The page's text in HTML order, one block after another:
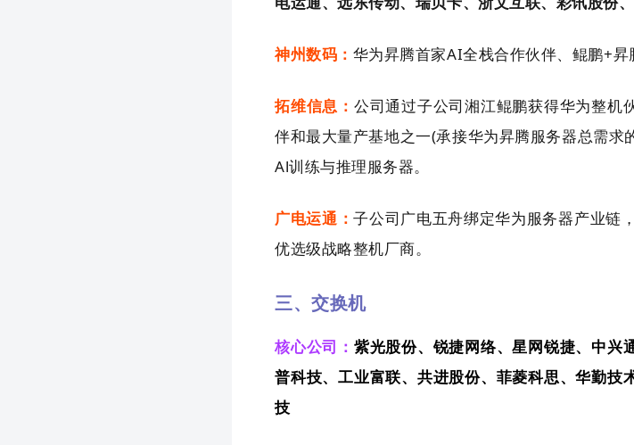
神州数码： 华为昇腾首家AI全栈合作伙伴、鲲鹏+昇
拓维信息： 公司通过子公司湘江鲲鹏获得华为整机
伴和最大量产基地之一(承接华为昇腾服务器总需求
Al训练与推理服务器。
广电运通：子公司广电五舟绑定华为服务器产业链
优选级战略整机厂商。
三、交换机
核心公司： 紫光股份、锐捷网络、星网锐捷、中兴
普科技、工业富联、共进股份、菲菱科思、华勤技
技